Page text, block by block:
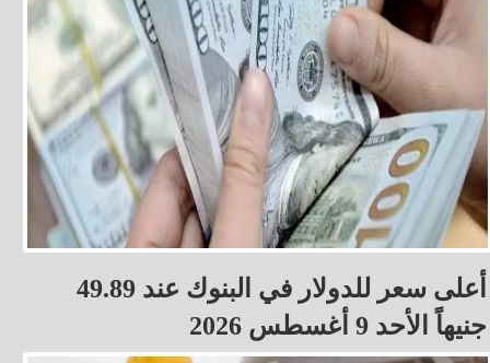
أعلى سعر للدولار في البنوك عند 49.89
جنيهاً الأحد 9 أغسطس 2026